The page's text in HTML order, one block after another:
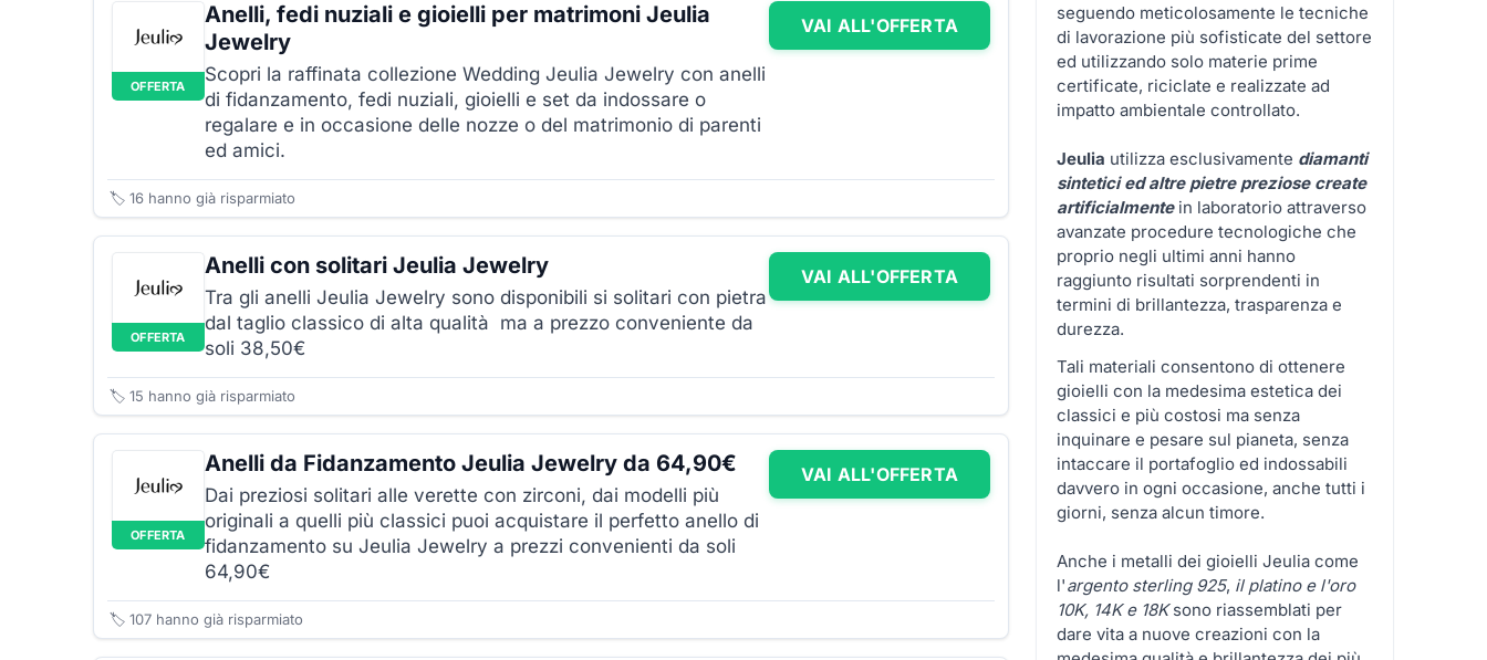
OFFERTA
Anelli, fedi nuziali e gioielli per matrimoni Jeulia
Jewelry
Scopri la raffinata collezione Wedding Jeulia Jewelry con anelli
di fidanzamento, fedi nuziali, gioielli e set da indossare o
regalare e in occasione delle nozze o del matrimonio di parenti
ed amici.
VAI ALL'OFFERTA
🏷️ 16 hanno già risparmiato
OFFERTA
Anelli con solitari Jeulia Jewelry
Tra gli anelli Jeulia Jewelry sono disponibili si solitari con pietra
dal taglio classico di alta qualità ma a prezzo conveniente da
soli 38,50€
VAI ALL'OFFERTA
🏷️ 15 hanno già risparmiato
OFFERTA
Anelli da Fidanzamento Jeulia Jewelry da 64,90€
Dai preziosi solitari alle verette con zirconi, dai modelli più
originali a quelli più classici puoi acquistare il perfetto anello di
fidanzamento su Jeulia Jewelry a prezzi convenienti da soli
64,90€
VAI ALL'OFFERTA
🏷️ 107 hanno già risparmiato
seguendo meticolosamente le tecniche
di lavorazione più sofisticate del settore
ed utilizzando solo materie prime
certificate, riciclate e realizzate ad
impatto ambientale controllato.
Jeulia utilizza esclusivamente diamanti
sintetici ed altre pietre preziose create
artificialmentein laboratorio attraverso
avanzate procedure tecnologiche che
proprio negli ultimi anni hanno
raggiunto risultati sorprendenti in
termini di brillantezza, trasparenza e
durezza.
Tali materiali consentono di ottenere
gioielli con la medesima estetica dei
classici e più costosi ma senza
inquinare e pesare sul pianeta, senza
intaccare il portafoglio ed indossabili
davvero in ogni occasione, anche tutti i
giorni, senza alcun timore.
Anche i metalli dei gioielli Jeulia come
l'argento sterling 925, il platino e l'oro
10K, 14K e 18Ksono riassemblati per
dare vita a nuove creazioni con la